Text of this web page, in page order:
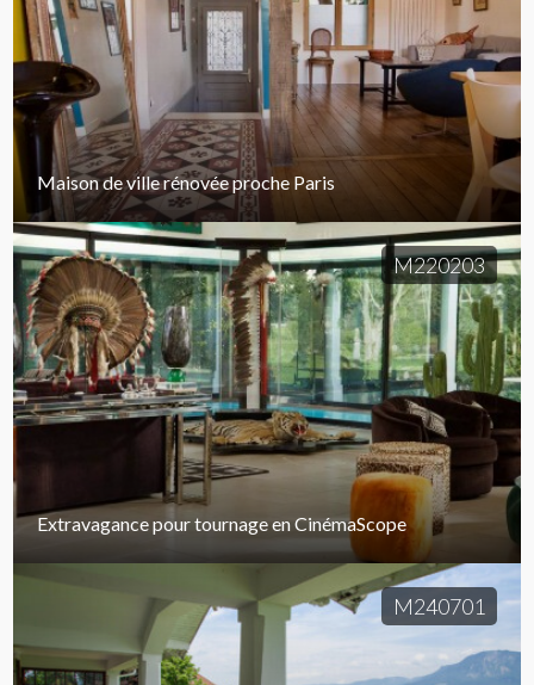
Maison de ville rénovée proche Paris
M220203
Extravagance pour tournage en CinémaScope
M240701